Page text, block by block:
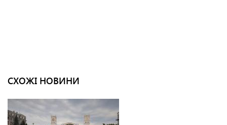
СХОЖІ НОВИНИ